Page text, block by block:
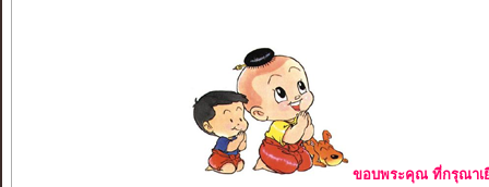
ขอบพระคุณ ที่กรุณาเ